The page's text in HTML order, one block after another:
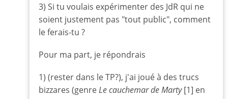
3) Si tu voulais expérimenter des JdR qui ne
soient justement pas "tout public", comment
le ferais-tu ?
Pour ma part, je répondrais
1) (rester dans le TP?), j'ai joué à des trucs
bizzares (genreLe cauchemar de Marty[1] en